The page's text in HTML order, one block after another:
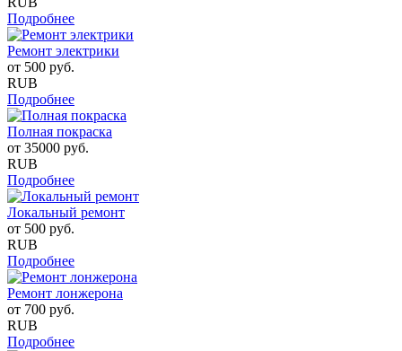
Подробнее
Ремонт электрики
от 500 руб.
RUB
Подробнее
Полная покраска
от 35000 руб.
RUB
Подробнее
Локальный ремонт
от 500 руб.
RUB
Подробнее
Ремонт лонжерона
от 700 руб.
RUB
Подробнее